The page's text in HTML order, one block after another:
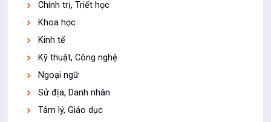
Chính trị, Triết học
Khoa học
Kinh tế
Kỹ thuật, Công nghệ
Ngoại ngữ
Sử địa, Danh nhân
Tâm lý, Giáo dục